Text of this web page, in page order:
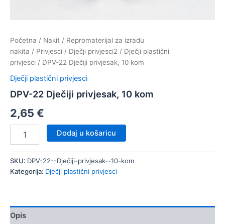
Početna / Nakit / Repromaterijal za izradu
nakita / Privjesci / Dječji privjesci2 / Dječji plastični
privjesci / DPV-22 Dječiji privjesak, 10 kom
Dječji plastični privjesci
DPV-22 Dječiji privjesak, 10 kom
2,65 €
privjesak,
10
Dodaj u košaricu
SKU: DPV-22--Dječiji-privjesak--10-kom
Kategorija: Dječji plastični privjesci
Opis